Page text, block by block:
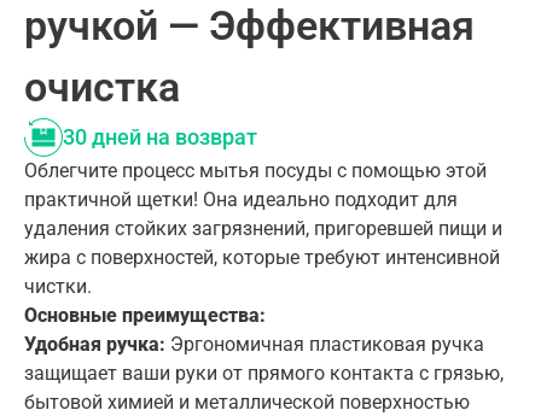
ручкой — Эффективная
очистка
30 дней на возврат
Облегчите процесс мытья посуды с помощью этой
практичной щетки! Она идеально подходит для
удаления стойких загрязнений, пригоревшей пищи и
жира с поверхностей, которые требуют интенсивной
чистки.
Основные преимущества:
Удобная ручка: Эргономичная пластиковая ручка
защищает ваши руки от прямого контакта с грязью,
бытовой химией и металлической поверхностью
Вход
E-mail
Регистрация
Email
Пароль
Забыли пароль? Создать аккаунт
E-mail